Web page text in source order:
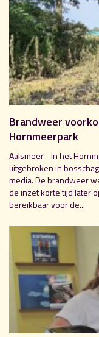
Brandweer
Hornmeerpark
Aalsmeer - In het
uitgebroken in
media. De brandweer
de inzet korte tijd later
bereikbaar voor de...